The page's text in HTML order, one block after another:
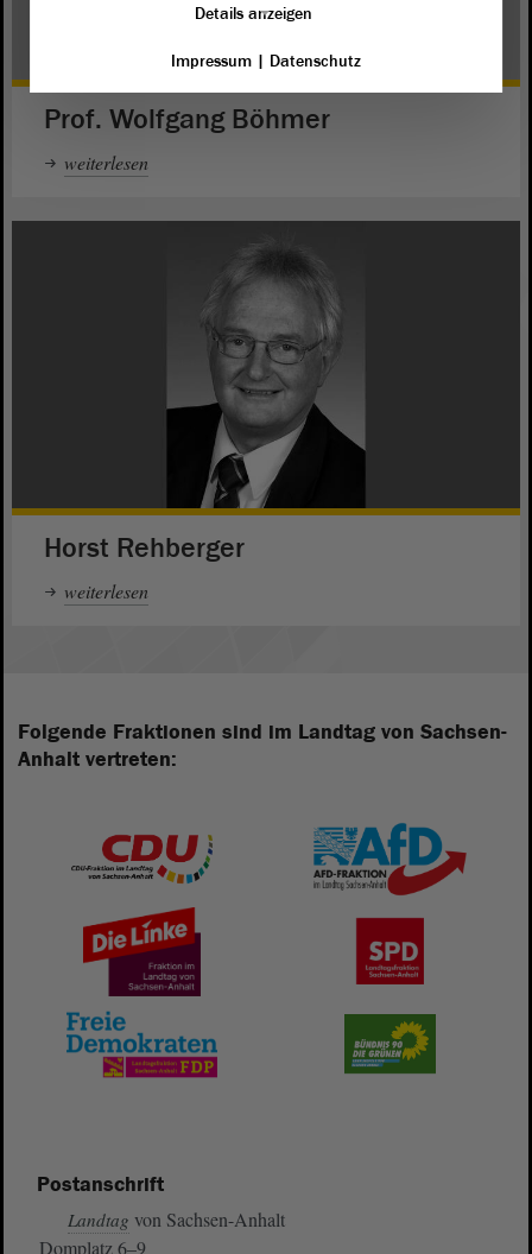
Prof. Wolfgang Böhmer
weiterlesen
Horst Rehberger
weiterlesen
Folgende Fraktionen sind im Landtag von Sachsen-
Anhalt vertreten:
Postanschrift
Landtag von Sachsen-Anhalt
Domplatz 6–9
Details anzeigen
Impressum| Datenschutz